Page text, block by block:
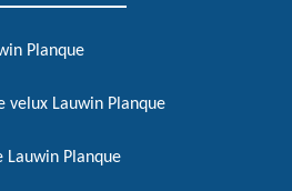
Planque
velux Lauwin Planque
Lauwin Planque